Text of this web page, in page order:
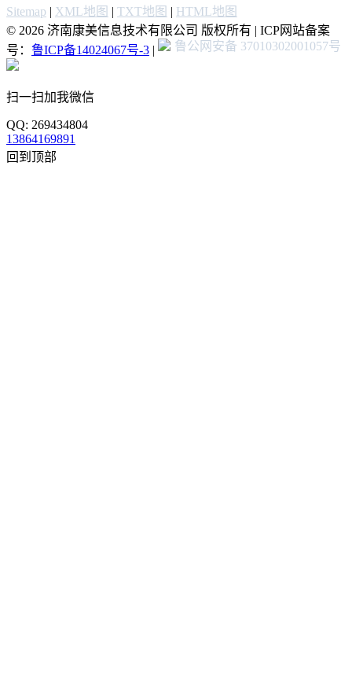
Sitemap | XML地图 | TXT地图 | HTML地图
© 2026 济南康美信息技术有限公司 版权所有 | ICP网站备案
号： 鲁ICP备14024067号-3 | 鲁公网安备 37010302001057号
扫一扫加我微信
QQ: 269434804
13864169891
回到顶部